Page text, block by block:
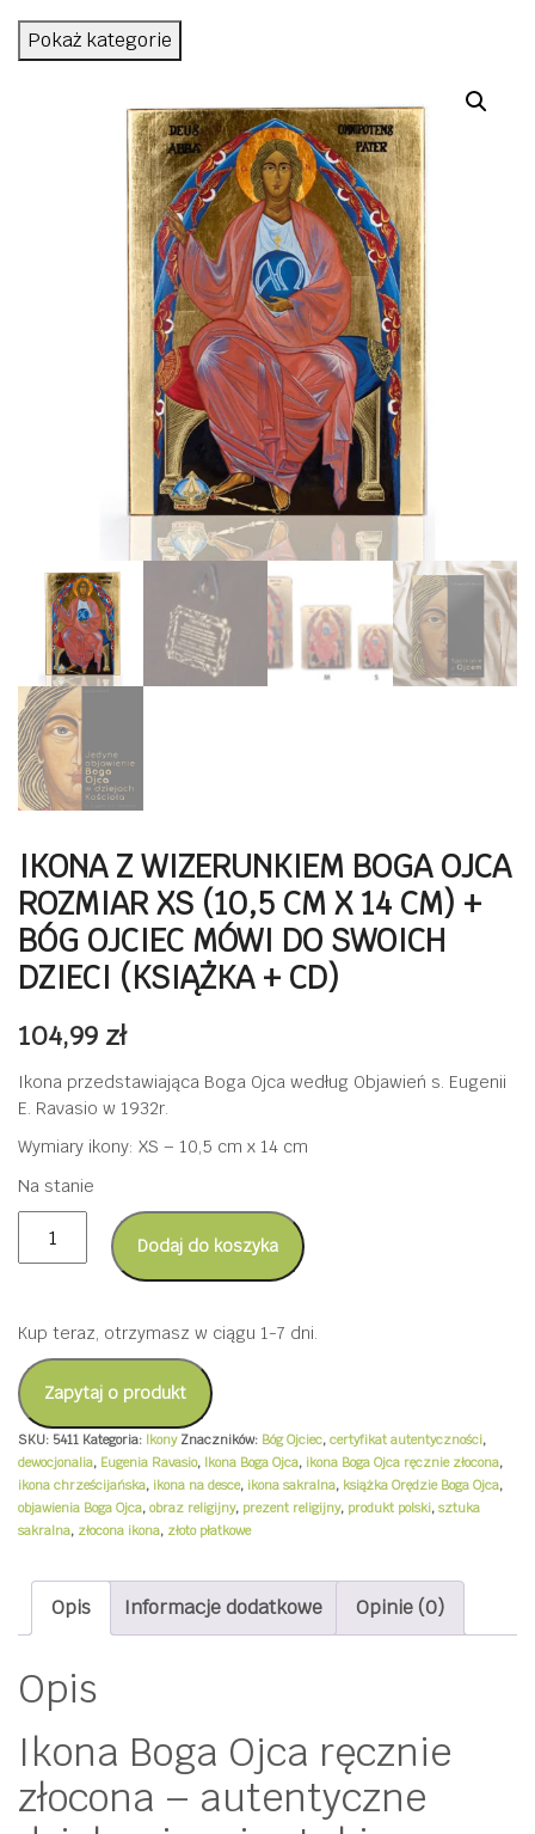
Pokaż kategorie
IKONA Z WIZERUNKIEM BOGA OJCA
ROZMIAR XS (10,5 CM X 14 CM) +
BÓG OJCIEC MÓWI DO SWOICH
DZIECI (KSIĄŻKA + CD)
104,99 zł
Ikona przedstawiająca Boga Ojca według Objawień s. Eugenii
E. Ravasio w 1932r.
Wymiary ikony: XS – 10,5 cm x 14 cm
Na stanie
ilość
Ikona
wizerunkiem
Boga
Ojca
rozmiar
XS
(10,5
cm
cm)
Bóg
Mówi
do
Swoich
Dodaj do koszyka
Kup teraz, otrzymasz w ciągu 1-7 dni.
Zapytaj o produkt
SKU: 5411 Kategoria: Ikony Znaczników: Bóg Ojciec, certyfikat autentyczności,
dewocjonalia, Eugenia Ravasio, Ikona Boga Ojca, ikona Boga Ojca ręcznie złocona,
ikona chrześcijańska, ikona na desce, ikona sakralna, książka Orędzie Boga Ojca,
objawienia Boga Ojca, obraz religijny, prezent religijny, produkt polski, sztuka
sakralna, złocona ikona, złoto płatkowe
Opis Informacje dodatkowe Opinie (0)
Opis
Ikona Boga Ojca ręcznie
złocona – autentyczne